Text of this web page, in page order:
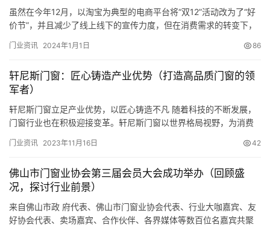
门
庭
大
门
铸
铝
门
门
套
安
装
虽然在今年12月，以淘宝为典型的电商平台将“双12”活动改为了“好
价节”，并且减少了线上线下的宣传力度，但在消费需求的转变下，
仍旧可观，各大家居建材品牌对直播渠道还在持续发力。 经过近年
货的心得秘诀，并孵化出粉丝量和作品质量较高的个体或矩阵账号…
门业资讯 2024年1月1日 86
轩尼斯门窗：匠心铸造产业优势（打造高品质门窗的领
军者）
轩尼斯门窗立足产业优势，以匠心铸造不凡 随着科技的不断发展，
门窗行业也在积极迎接变革。轩尼斯门窗以世界格局视野，为消费
窗立足产业优势，肩扛“有家就有佛山造”首批授权企业重任。 以高
上台阶，用细致与专业把美好的生活体验带给千万用户，成为家居
产…
门业资讯 2023年11月16日 42
佛山市门窗业协会第三届会员大会成功举办（回顾盛
况，探讨行业前景）
来自佛山市政 府代表、佛山市门窗业协会代表、行业大咖嘉宾、友
好协会代表、卖场嘉宾、合作伙伴、各界媒体等数百位名嘉宾共聚